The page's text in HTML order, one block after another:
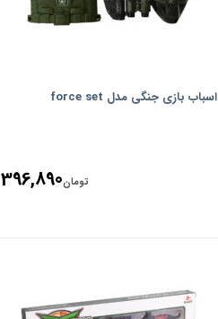
اسباب بازی جنگی مدل force set
تومان396,890